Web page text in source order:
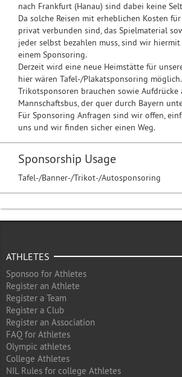
nach Frankfurt (Hanau) sind dabei keine
Da solche Reisen mit erheblichen Kosten
privat verbunden sind, das Spielmaterial
jeder selbst bezahlen muss, sind wir hiermit
einem Sponsoring.
Derzeit wird eine neue Heimstätte für
hier wären Tafel-/Plakatsponsoring
Trikotsponsoren brauchen sowie Aufdrücke
Mannschaftsbus, der quer durch Bayern
Für Sponsoring Anfragen sind wir offen,
uns und wir finden sicher einen Weg.
Sponsorship Usage
Tafel-/Banner-/Trikot-/Autosponsoring
ATHLETES
Sponsoo for Athletes
Register an Athlete
Register a Team
Register a Club
Register an Association
FAQ for Athletes
Olympic athletes
College Athletes
NIL Rules for college Athletes